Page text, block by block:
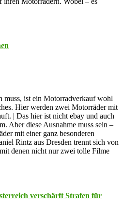
muss, ist ein Motorradverkauf wohl
Hier werden zwei Motorräder mit
| Das hier ist nicht ebay und auch
Aber diese Ausnahme muss sein –
mit einer ganz besonderen
Rintz aus Dresden trennt sich von
denen nicht nur zwei tolle Filme
verschärft Strafen für